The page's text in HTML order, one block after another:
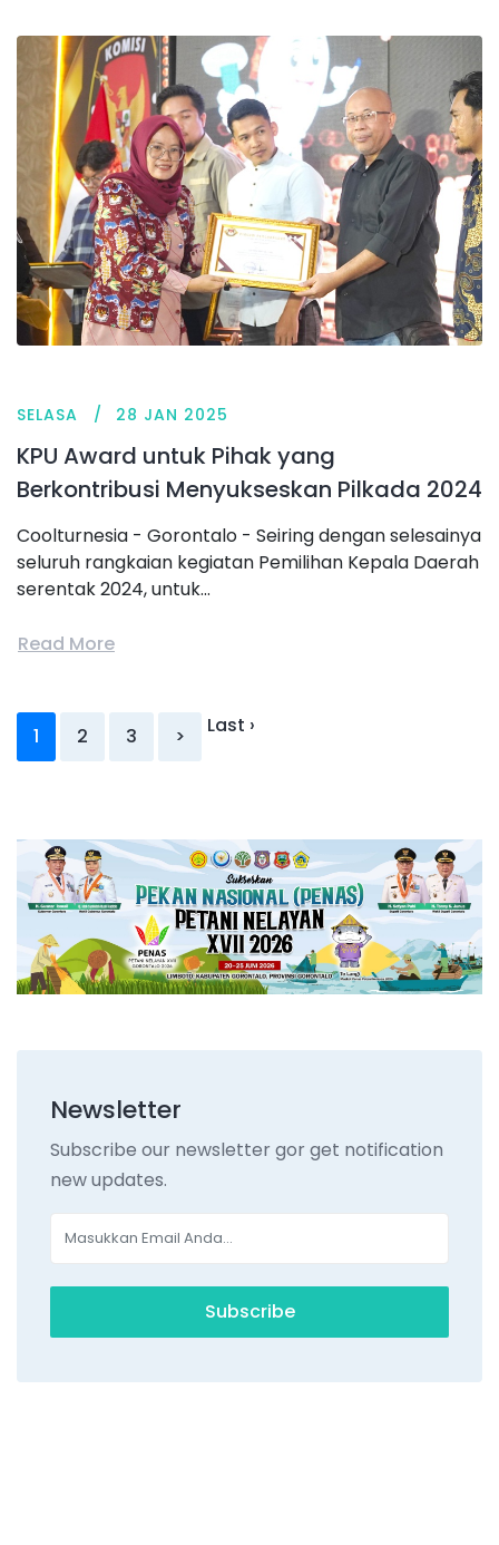
SELASA 28 JAN 2025
KPU Award untuk Pihak yang
Berkontribusi Menyukseskan Pilkada 2024
Coolturnesia - Gorontalo - Seiring dengan selesainya
seluruh rangkaian kegiatan Pemilihan Kepala Daerah
serentak 2024, untuk...
Read More
1 2 3 > Last ›
Newsletter
Subscribe our newsletter gor get notification
new updates.
Subscribe